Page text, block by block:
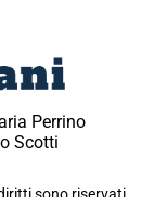
Perrino
Scotti